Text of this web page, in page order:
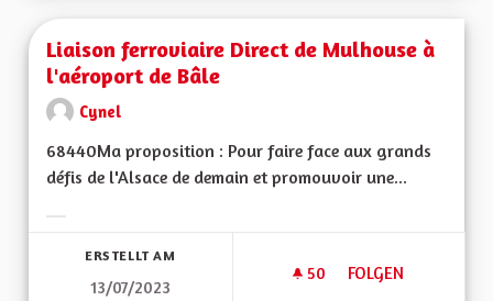
Liaison ferroviaire Direct de Mulhouse à
l'aéroport de Bâle
Cynel
68440Ma proposition : Pour faire face aux grands
défis de l'Alsace de demain et promouvoir une...
ERSTELLT AM
13/07/2023
50 50 FOLLOWER
FOLGEN
LIAISON